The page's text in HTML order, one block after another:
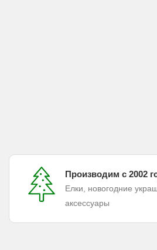
Производим с 2002
Елки, новогодние
аксессуары